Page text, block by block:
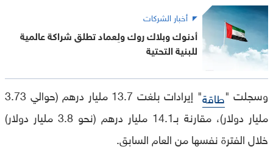
أخبار الشركات
أدنوك وبلاك روك ولِعماد تطلق شراكة عالمية
للبنية التحتية
وسجلت "طاقة
" إيرادات بلغت 13.7 مليار درهم (حوالي 3.73
مليار دولار)، مقارنة بـ14.1 مليار درهم (نحو 3.8 مليار دولار)
خلال الفترة نفسها من العام السابق.